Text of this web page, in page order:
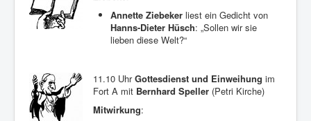
Annette Ziebeker liest ein Gedicht von
Hanns-Dieter Hüsch: „Sollen wir sie
lieben diese Welt?“
11.10 UhrGottesdienst und Einweihung im
Fort A mit Bernhard Speller (Petri Kirche)
Mitwirkung: